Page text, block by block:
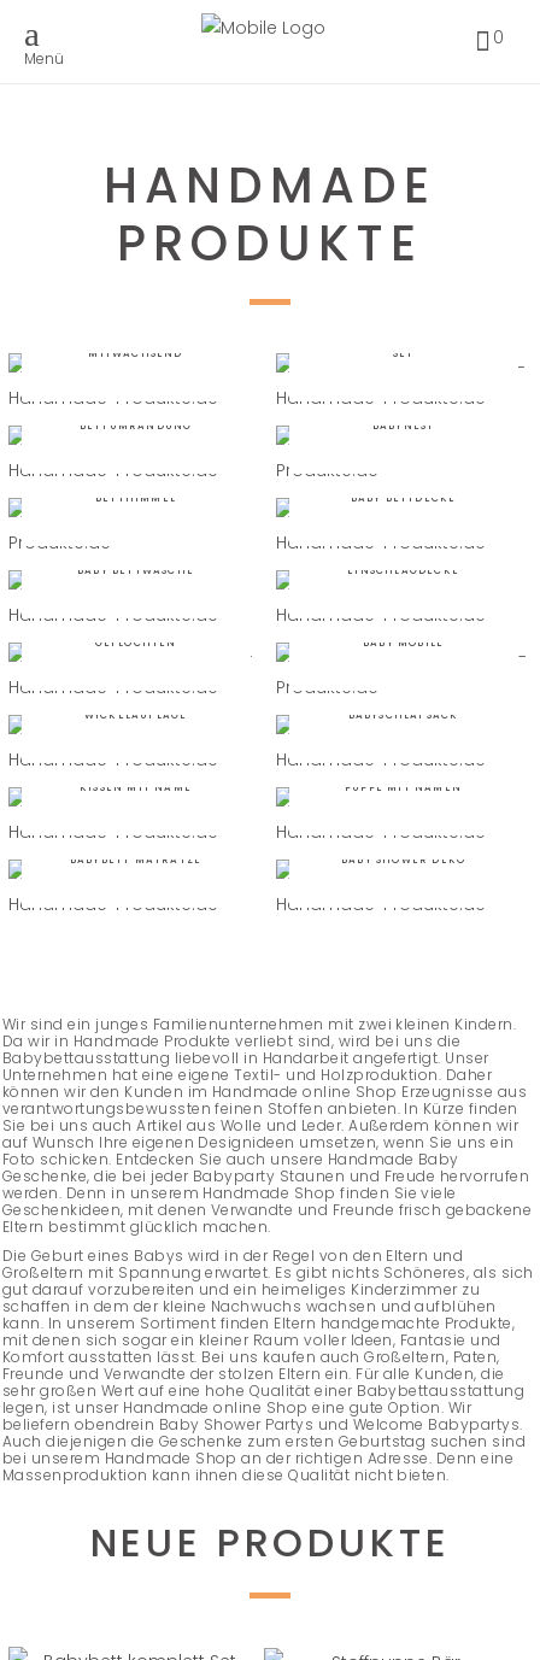
Menü
0
HANDMADE
PRODUKTE
MITWACHSEND SET
BETTUMRANDUNG BABYNEST
BETTHIMMEL BABY BETTDECKE
BABY BETTWÄSCHE EINSCHLAGDECKE
GEFLOCHTEN BABY MOBILE
WICKELAUFLAGE BABYSCHLAFSACK
KISSEN MIT NAME PUPPE MIT NAMEN
BABYBETT MATRATZE BABY SHOWER DEKO
Wir sind ein junges Familienunternehmen mit zwei kleinen Kindern.
Da wir in Handmade Produkte verliebt sind, wird bei uns die
Babybettausstattung liebevoll in Handarbeit angefertigt. Unser
Unternehmen hat eine eigene Textil- und Holzproduktion. Daher
können wir den Kunden im Handmade online Shop Erzeugnisse aus
verantwortungsbewussten feinen Stoffen anbieten. In Kürze finden
Sie bei uns auch Artikel aus Wolle und Leder. Außerdem können wir
auf Wunsch Ihre eigenen Designideen umsetzen, wenn Sie uns ein
Foto schicken. Entdecken Sie auch unsere Handmade Baby
Geschenke, die bei jeder Babyparty Staunen und Freude hervorrufen
werden. Denn in unserem Handmade Shop finden Sie viele
Geschenkideen, mit denen Verwandte und Freunde frisch gebackene
Eltern bestimmt glücklich machen.
Die Geburt eines Babys wird in der Regel von den Eltern und
Großeltern mit Spannung erwartet. Es gibt nichts Schöneres, als sich
gut darauf vorzubereiten und ein heimeliges Kinderzimmer zu
schaffen in dem der kleine Nachwuchs wachsen und aufblühen
kann. In unserem Sortiment finden Eltern handgemachte Produkte,
mit denen sich sogar ein kleiner Raum voller Ideen, Fantasie und
Komfort ausstatten lässt. Bei uns kaufen auch Großeltern, Paten,
Freunde und Verwandte der stolzen Eltern ein. Für alle Kunden, die
sehr großen Wert auf eine hohe Qualität einer Babybettausstattung
legen, ist unser Handmade online Shop eine gute Option. Wir
beliefern obendrein Baby Shower Partys und Welcome Babypartys.
Auch diejenigen die Geschenke zum ersten Geburtstag suchen sind
bei unserem Handmade Shop an der richtigen Adresse. Denn eine
Massenproduktion kann ihnen diese Qualität nicht bieten.
NEUE PRODUKTE